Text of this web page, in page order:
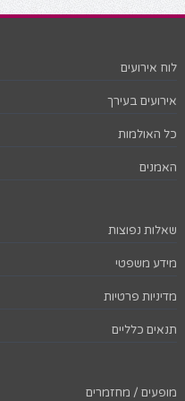
לוח אירועים
אירועים בעירך
כל האולמות
האמנים
שאלות נפוצות
מידע משפטי
מדיניות פרטיות
תנאים כלליים
מופעים / מחזמרים